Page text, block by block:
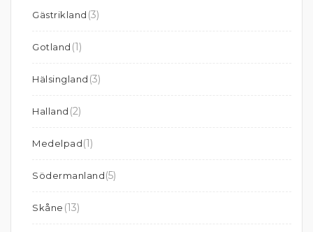
Gästrikland (3)
Gotland (1)
Hälsingland (3)
Halland (2)
Medelpad(1)
Södermanland(5)
Skåne (13)